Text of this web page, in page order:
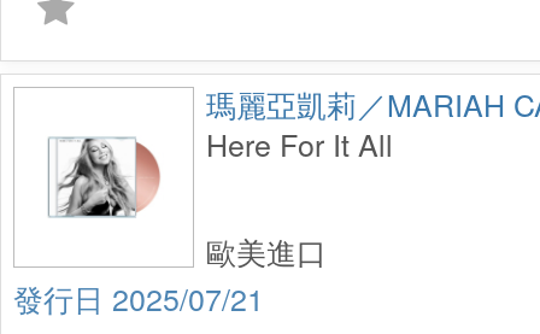
瑪麗亞凱莉／MARIAH
Here For It All
2025/07/21
歐美進口